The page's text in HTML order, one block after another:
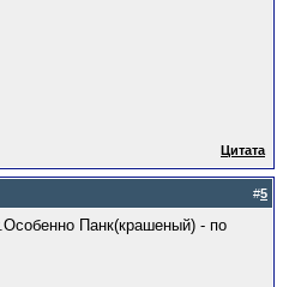
Цитата
#5
Панк(крашеный) - по